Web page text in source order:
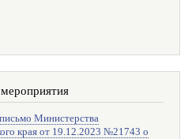
Министерства
края от 19.12.2023 №21743 о